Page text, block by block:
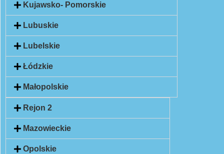
Rejon 2
Mazowieckie
Opolskie
Kujawsko- Pomorskie
Lubuskie
Lubelskie
Łódzkie
Małopolskie